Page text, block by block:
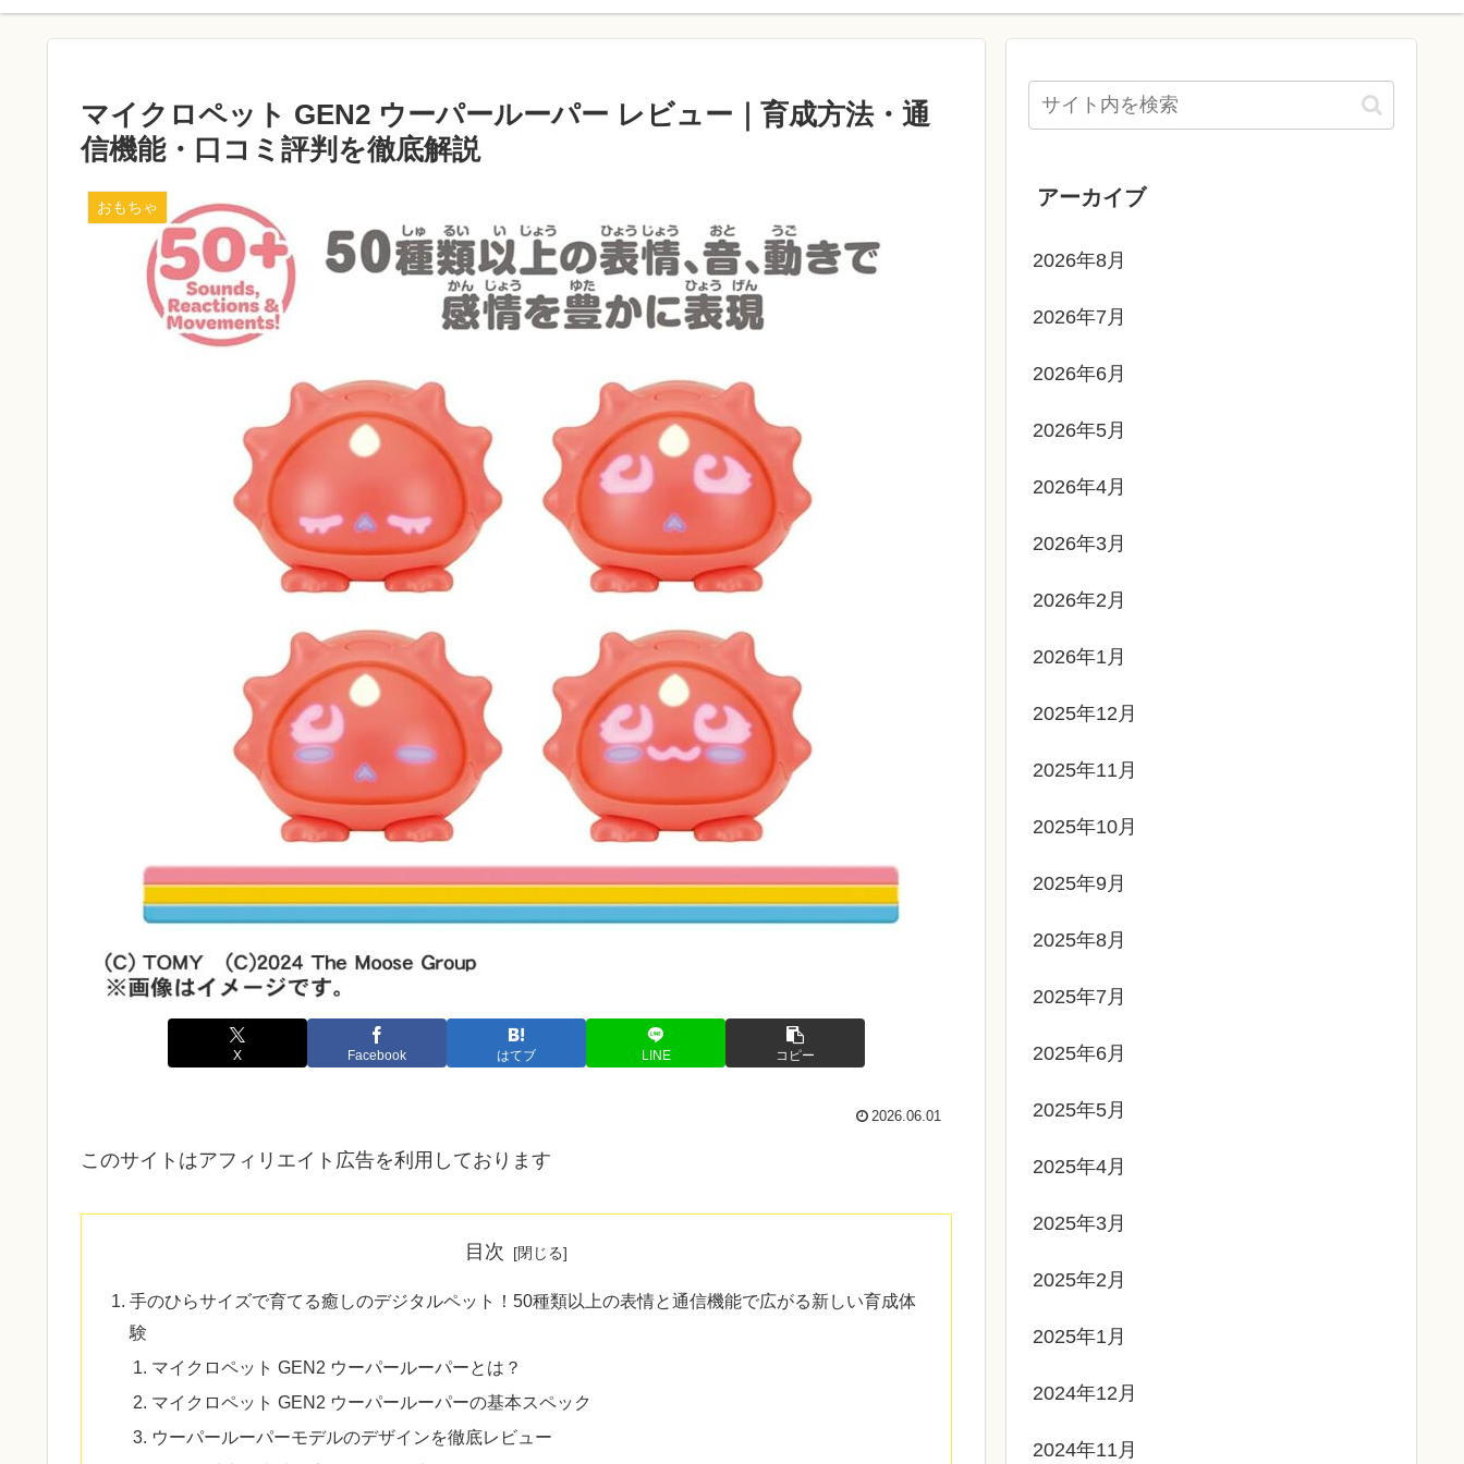
マイクロペット GEN2 ウーパールーパー レビュー｜育成方法・通
信機能・口コミ評判を徹底解説
おもちゃ
X Facebook はてブ LINE コピー
2026.06.01
このサイトはアフィリエイト広告を利用しております
目次
手のひらサイズで育てる癒しのデジタルペット！50種類以上の表情と通信機能で広がる新しい育成体
験
マイクロペット GEN2 ウーパールーパーとは？
マイクロペット GEN2 ウーパールーパーの基本スペック
ウーパールーパーモデルのデザインを徹底レビュー
アーカイブ
2026年8月
2026年7月
2026年6月
2026年5月
2026年4月
2026年3月
2026年2月
2026年1月
2025年12月
2025年11月
2025年10月
2025年9月
2025年8月
2025年7月
2025年6月
2025年5月
2025年4月
2025年3月
2025年2月
2025年1月
2024年12月
2024年11月